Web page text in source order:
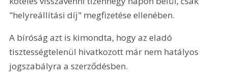
"helyreállítási díj" megfizetése ellenében.
A bíróság azt is kimondta, hogy az eladó
tisztességtelenül hivatkozott már nem hatályos
jogszabályra a szerződésben.